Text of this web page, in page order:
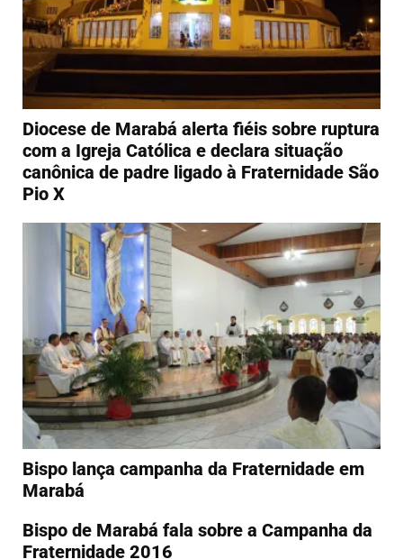
Diocese de Marabá alerta fiéis sobre ruptura
com a Igreja Católica e declara situação
canônica de padre ligado à Fraternidade São
Pio X
Bispo lança campanha da Fraternidade em
Marabá
Bispo de Marabá fala sobre a Campanha da
Fraternidade 2016